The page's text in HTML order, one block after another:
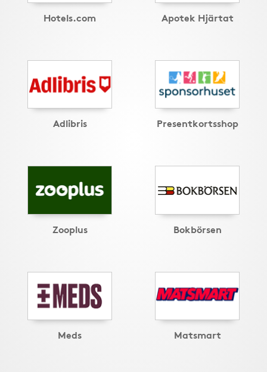
Hotels.com Apotek Hjärtat
Adlibris Presentkortsshop
Zooplus Bokbörsen
Meds Matsmart